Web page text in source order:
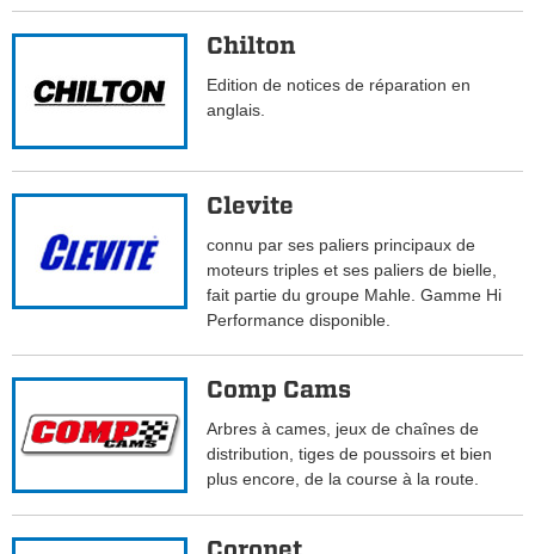
Chilton
Edition de notices de réparation en
anglais.
Clevite
connu par ses paliers principaux de
moteurs triples et ses paliers de bielle,
fait partie du groupe Mahle. Gamme Hi
Performance disponible.
Comp Cams
Arbres à cames, jeux de chaînes de
distribution, tiges de poussoirs et bien
plus encore, de la course à la route.